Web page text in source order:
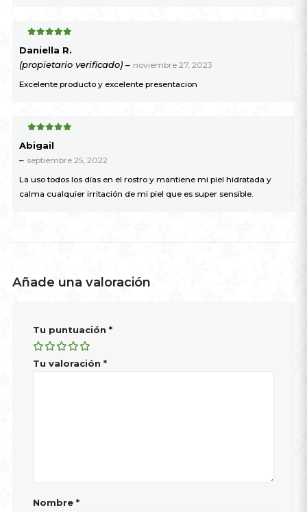
Daniella R.
(propietario verificado) – noviembre 27, 2023
Excelente producto y excelente presentacion
Abigail
– septiembre 25, 2022
La uso todos los días en el rostro y mantiene mi piel hidratada y
calma cualquier irritación de mi piel que es super sensible.
Añade una valoración
Tu puntuación *
Tu valoración *
Nombre *